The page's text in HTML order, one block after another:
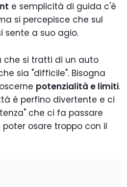
e semplicità di guida c'è
si percepisce che sul
sente a suo agio.
che si tratti di un auto
sia "difficile". Bisogna
potenzialità e limiti.
è perfino divertente e ci
che ci fa passare
osare troppo con il